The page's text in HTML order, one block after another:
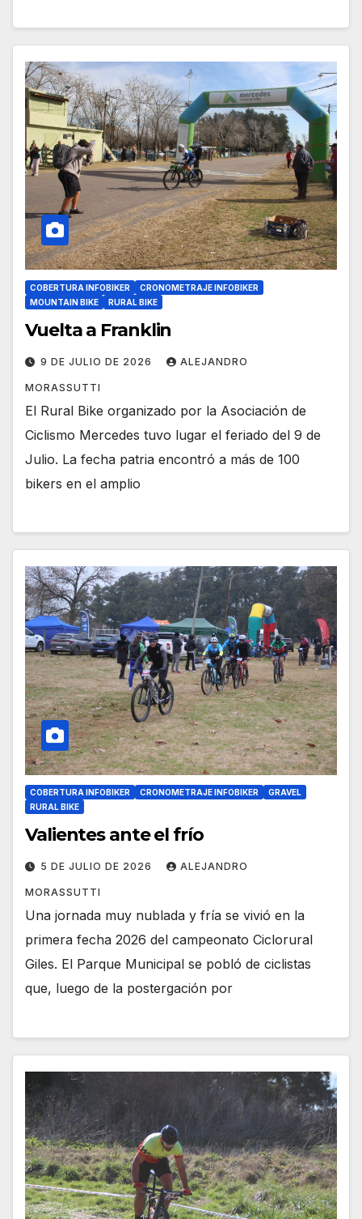
COBERTURA INFOBIKER
CRONOMETRAJE INFOBIKER
MOUNTAIN BIKE
RURAL BIKE
Vuelta a Franklin
9 DE JULIO DE 2026 ALEJANDRO
MORASSUTTI
El Rural Bike organizado por la Asociación de
Ciclismo Mercedes tuvo lugar el feriado del 9 de
Julio. La fecha patria encontró a más de 100
bikers en el amplio
COBERTURA INFOBIKER CRONOMETRAJE INFOBIKER
GRAVEL
RURAL BIKE
Valientes ante el frío
5 DE JULIO DE 2026 ALEJANDRO
MORASSUTTI
Una jornada muy nublada y fría se vivió en la
primera fecha 2026 del campeonato Ciclorural
Giles. El Parque Municipal se pobló de ciclistas
que, luego de la postergación por